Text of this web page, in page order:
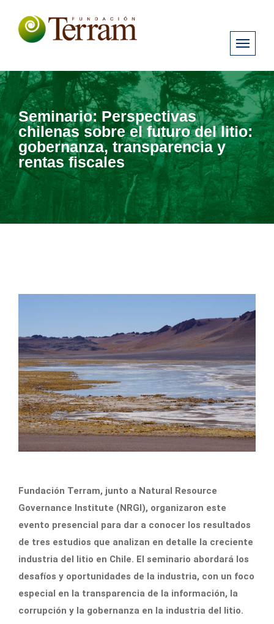
Seminario: Perspectivas
chilenas sobre el futuro del litio:
gobernanza, transparencia y
rentas fiscales
Fundación Terram, junto a Natural Resource
Governance Institute (NRGI), organizaron este
evento presencial para dar a conocer los resultados
de tres estudios que analizan en detalle la creciente
industria del litio en Chile. El seminario abordará los
desafíos y oportunidades de la industria, con un foco
especial en la transparencia de la información, la
corrupción y la gobernanza en la industria del litio.